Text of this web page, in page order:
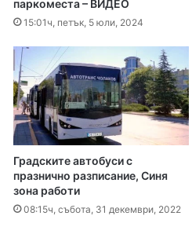
остават само в евро
август, 2026
2026
паркоместа – ВИДЕО
15:01ч, петък, 5 юли, 2024
Градските автобуси с
празнично разписание, Синя
зона работи
08:15ч, събота, 31 декември, 2022